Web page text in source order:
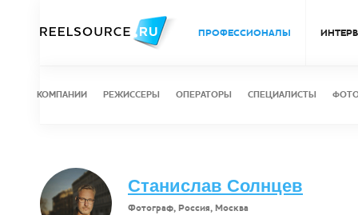
ПРОФЕССИОНАЛЫ
КОМПАНИИ РЕЖИССЕРЫ ОПЕРАТОРЫ СПЕЦИАЛИСТЫ
Станислав Солнцев
Фотограф, Россия, Москва